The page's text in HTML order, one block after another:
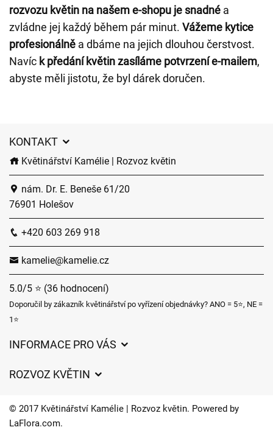
rozvozu květin na našem e-shopu je snadné a
zvládne jej každý během pár minut. Vážeme kytice
profesionálně a dbáme na jejich dlouhou čerstvost.
Navíc k předání květin zasíláme potvrzení e-mailem,
abyste měli jistotu, že byl dárek doručen.
KONTAKT
Květinářství Kamélie | Rozvoz květin
nám. Dr. E. Beneše 61/20
76901 Holešov
+420 603 269 918
kamelie@kamelie.cz
5.0/5 ⭐ (36 hodnocení)
Doporučil by zákazník květinářství po vyřízení objednávky? ANO = 5⭐, NE =
1⭐
INFORMACE PRO VÁS
Často kladené dotazy
O nás
ROZVOZ KVĚTIN
Kam doručujeme květiny
© 2017 Květinářství Kamélie | Rozvoz květin. Powered by
LaFlora.com.